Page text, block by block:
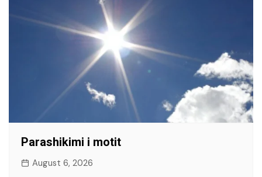
Parashikimi i motit
August 6, 2026